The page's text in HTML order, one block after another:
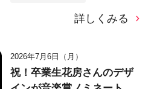
詳しくみる
2026年7月6日（月）
祝！卒業生花房さんのデザ